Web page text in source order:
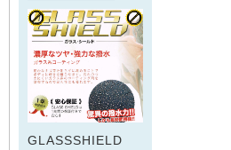
GLASSSHIELD